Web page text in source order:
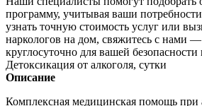
программу, учитывая ваши
узнать точную стоимость услуг или
наркологов на дом, свяжитесь с нами
круглосуточно для вашей
Детоксикация от алкоголя, сутки
Описание
Комплексная медицинская помощь при